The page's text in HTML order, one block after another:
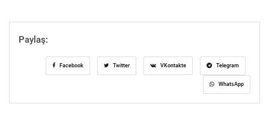
Paylaş:
Facebook Twitter VKontakte Telegram
WhatsApp